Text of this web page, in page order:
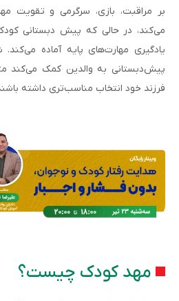
بر مراقبت، بازی، سرگرمی و تقویت
می‌کند، در حالی که پیش دبستانی
یادگیری مهارت‌های پایه آماده
پیش‌دبستانی به والدین کمک می‌کند
فرزند خود انتخاب مناسب‌تری داشته
مهد کودک چیست؟